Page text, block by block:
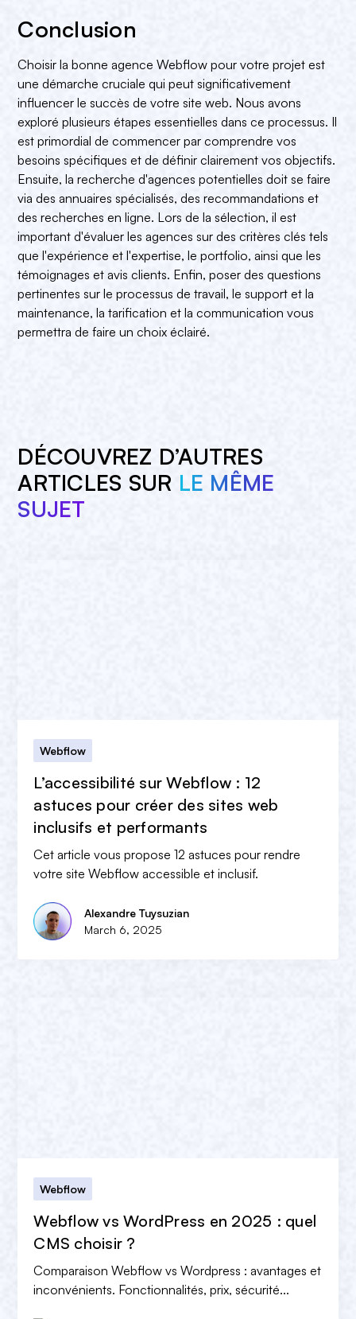
Conclusion
Choisir la bonne agence Webflow pour votre projet est
une démarche cruciale qui peut significativement
influencer le succès de votre site web. Nous avons
exploré plusieurs étapes essentielles dans ce processus. Il
est primordial de commencer par comprendre vos
besoins spécifiques et de définir clairement vos objectifs.
Ensuite, la recherche d'agences potentielles doit se faire
via des annuaires spécialisés, des recommandations et
des recherches en ligne. Lors de la sélection, il est
important d'évaluer les agences sur des critères clés tels
que l'expérience et l'expertise, le portfolio, ainsi que les
témoignages et avis clients. Enfin, poser des questions
pertinentes sur le processus de travail, le support et la
maintenance, la tarification et la communication vous
permettra de faire un choix éclairé.
DÉCOUVREZ D’AUTRES
ARTICLES SUR LE MÊME
SUJET
Webflow
L’accessibilité sur Webflow : 12
astuces pour créer des sites web
inclusifs et performants
Cet article vous propose 12 astuces pour rendre
votre site Webflow accessible et inclusif.
Alexandre Tuysuzian
March 6, 2025
Webflow
Webflow vs WordPress en 2025 : quel
CMS choisir ?
Comparaison Webflow vs Wordpress : avantages et
inconvénients. Fonctionnalités, prix, sécurité...